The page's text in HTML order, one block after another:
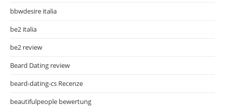
bbwdesire italia
be2 italia
be2 review
Beard Dating review
beard-dating-cs Recenze
beautifulpeople bewertung